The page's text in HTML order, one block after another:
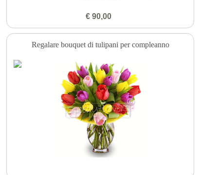
€ 90,00
Regalare bouquet di tulipani per compleanno